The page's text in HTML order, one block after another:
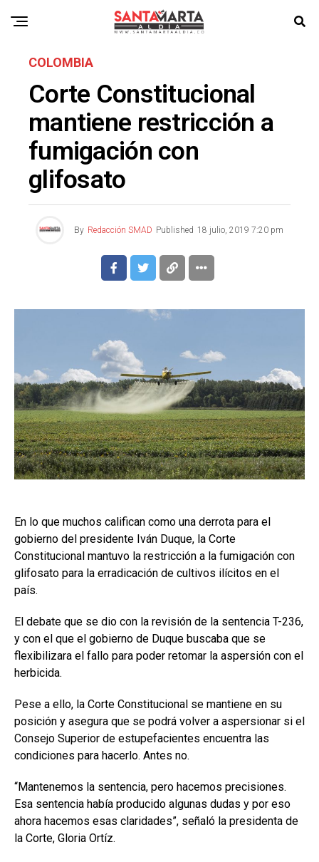
COLOMBIA
Corte Constitucional
mantiene restricción a
fumigación con
glifosato
By Redacción SMAD Published 18 julio, 2019 7:20 pm
En lo que muchos califican como una derrota para el
gobierno del presidente Iván Duque, la Corte
Constitucional mantuvo la restricción a la fumigación con
glifosato para la erradicación de cultivos ilícitos en el
país.
El debate que se dio con la revisión de la sentencia T-236,
y con el que el gobierno de Duque buscaba que se
flexibilizara el fallo para poder retomar la aspersión con el
herbicida.
Pese a ello, la Corte Constitucional se mantiene en su
posición y asegura que se podrá volver a aspersionar si el
Consejo Superior de estupefacientes encuentra las
condiciones para hacerlo. Antes no.
“Mantenemos la sentencia, pero hacemos precisiones.
Esa sentencia había producido algunas dudas y por eso
ahora hacemos esas claridades”, señaló la presidenta de
la Corte, Gloria Ortíz.